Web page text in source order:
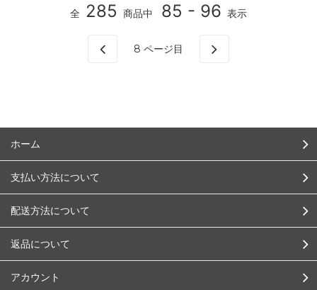
全 285 商品中 85 - 96 表示
8 ページ目
ホーム
支払い方法について
配送方法について
返品について
アカウント